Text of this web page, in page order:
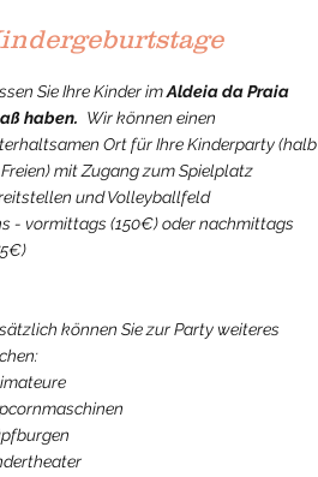
Sie Ihre Kinder imAldeia da Praia
haben. ​Wir können einen
Ort für Ihre Kinderparty (halb
mit Zugang zum Spielplatz
und Volleyballfeld
- vormittags (150€) oder nachmittags
können Sie zur Party weiteres